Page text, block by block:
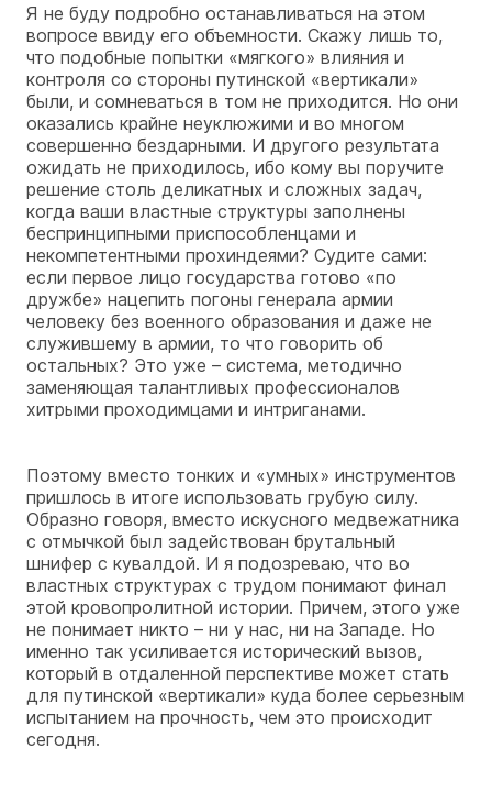
Я не буду подробно останавливаться на этом
вопросе ввиду его объемности. Скажу лишь то,
что подобные попытки «мягкого» влияния и
контроля со стороны путинской «вертикали»
были, и сомневаться в том не приходится. Но они
оказались крайне неуклюжими и во многом
совершенно бездарными. И другого результата
ожидать не приходилось, ибо кому вы поручите
решение столь деликатных и сложных задач,
когда ваши властные структуры заполнены
беспринципными приспособленцами и
некомпетентными прохиндеями? Судите сами:
если первое лицо государства готово «по
дружбе» нацепить погоны генерала армии
человеку без военного образования и даже не
служившему в армии, то что говорить об
остальных? Это уже – система, методично
заменяющая талантливых профессионалов
хитрыми проходимцами и интриганами.
Поэтому вместо тонких и «умных» инструментов
пришлось в итоге использовать грубую силу.
Образно говоря, вместо искусного медвежатника
с отмычкой был задействован брутальный
шнифер с кувалдой. И я подозреваю, что во
властных структурах с трудом понимают финал
этой кровопролитной истории. Причем, этого уже
не понимает никто – ни у нас, ни на Западе. Но
именно так усиливается исторический вызов,
который в отдаленной перспективе может стать
для путинской «вертикали» куда более серьезным
испытанием на прочность, чем это происходит
сегодня.